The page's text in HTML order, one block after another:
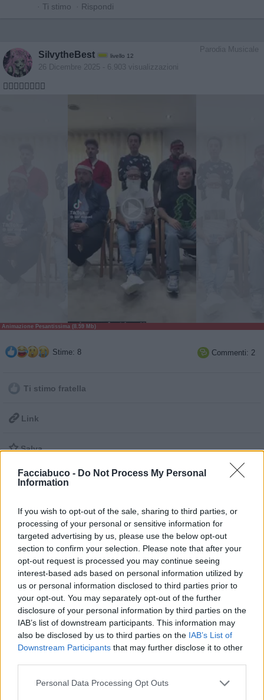
Facciabuco - Do Not Process My Personal
Information
If you wish to opt-out of the sale, sharing to third parties, or
processing of your personal or sensitive information for
targeted advertising by us, please use the below opt-out
section to confirm your selection. Please note that after your
opt-out request is processed you may continue seeing
interest-based ads based on personal information utilized by
us or personal information disclosed to third parties prior to
your opt-out. You may separately opt-out of the further
disclosure of your personal information by third parties on the
IAB’s list of downstream participants. This information may
also be disclosed by us to third parties on the IAB’s List of
Downstream Participants that may further disclose it to other
Personal Data Processing Opt Outs
· Ti stimo · Rispondi
Parodia Musicale
SilvytheBest livello 12
26 Dicembre 2025 - 6.903 visualizzazioni
🤦‍♀️🤦‍♀️🤦‍♀️🤦‍♀️
Animazione Pesantissima (8.59 Mb)
Stime: 8  Commenti: 2
Ti stimo fratella
 Link
Salva
carey· Tik Tok·Canzoni rovinate·Mannagg u puorc
AlParbell: 😂😂😂🤣🤣🤣
1
·Ti stimo ·Rispondi